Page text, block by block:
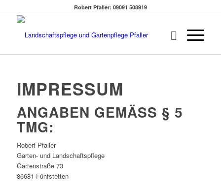
Robert Pfaller: 09091 508919
IMPRESSUM
ANGABEN GEMÄSS § 5 T
MG:
Robert Pfaller
Garten- und Landschaftspflege
Gartenstraße 73
86681 Fünfstetten